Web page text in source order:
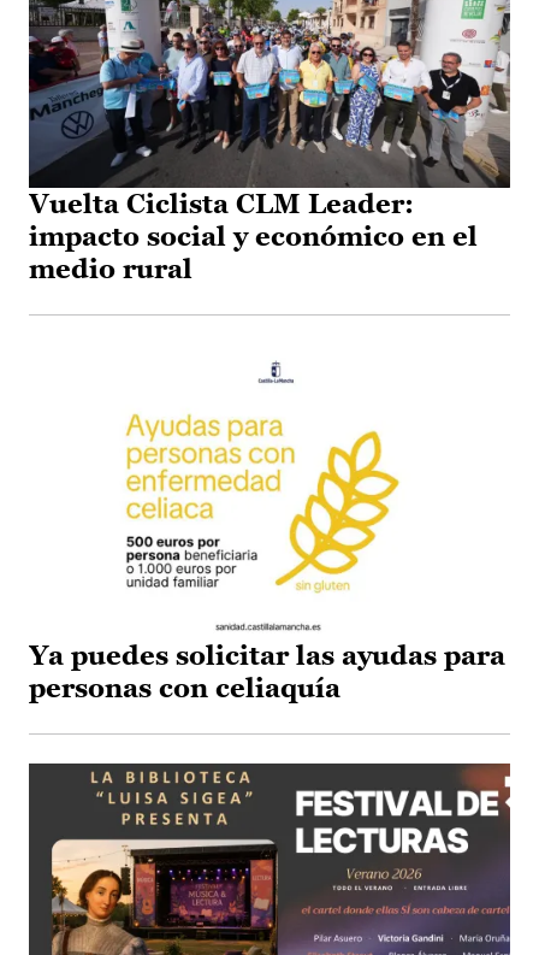
Vuelta Ciclista CLM Leader:
impacto social y económico en el
medio rural
Ya puedes solicitar las ayudas para
personas con celiaquía